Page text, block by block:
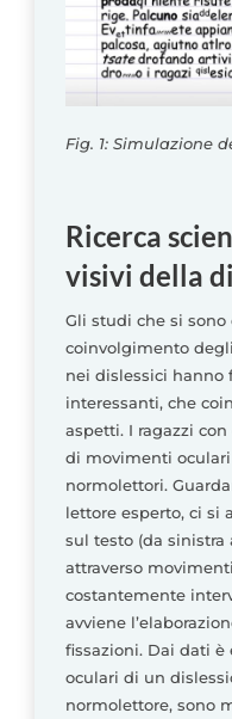
Fig. 1: Simulazione
Ricerca
visivi della
Gli studi che si
coinvolgimento
nei dislessici hanno
interessanti, che
aspetti. I ragazzi
di movimenti
normolettori.
lettore esperto, ci si
sul testo (da sinistra
attraverso
costantemente
avviene
fissazioni. Dai dati
oculari di un
normolettore, sono